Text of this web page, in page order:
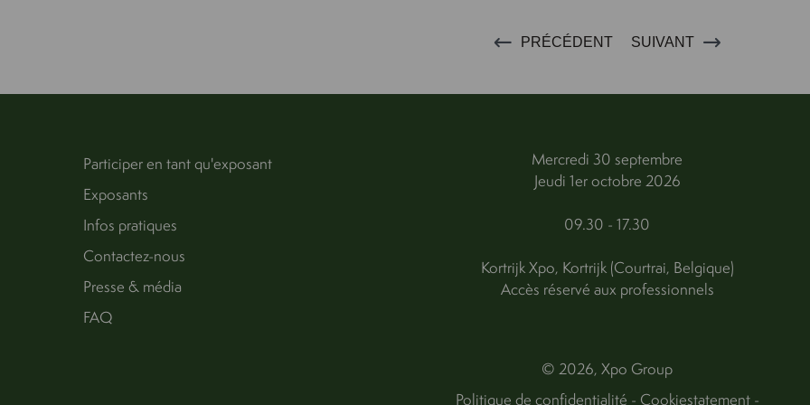
PRÉCÉDENT SUIVANT
Participer en tant qu'exposant
Exposants
Infos pratiques
Contactez-nous
Presse & média
FAQ
Mercredi 30 septembre
Jeudi 1er octobre 2026
09.30 - 17.30
Kortrijk Xpo, Kortrijk (Courtrai, Belgique)
Accès réservé aux professionnels
© 2026, Xpo Group
Politique de confidentialité - Cookiestatement-